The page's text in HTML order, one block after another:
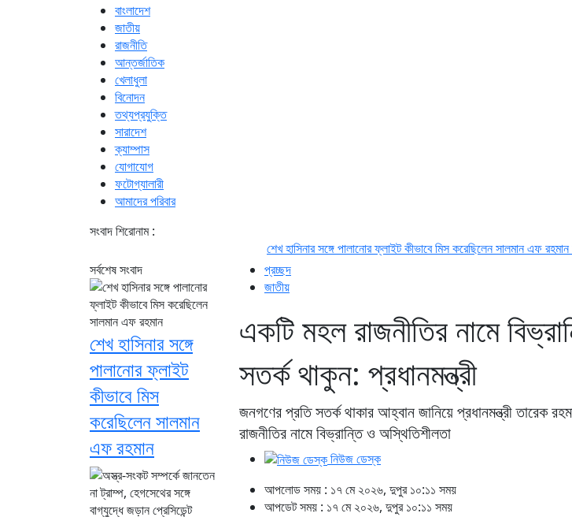
বাংলাদেশ
জাতীয়
রাজনীতি
আন্তর্জাতিক
খেলাধুলা
বিনোদন
তথ্যপ্রযুক্তি
সারাদেশ
ক্যাম্পাস
যোগাযোগ
ফটোগ্যালারী
আমাদের পরিবার
সংবাদ শিরোনাম :
শেখ হাসিনার সঙ্গে পালানোর ফ্লাইট কীভাবে মিস করেছিলেন সালমান এফ রহমানঅস্ত্র-সংকট
প্রচ্ছদ
জাতীয়
একটি মহল রাজনীতির নামে
সতর্ক থাকুন: প্রধানমন্ত্রী
জনগণের প্রতি সতর্ক থাকার আহ্বান জানিয়ে প্রধানমন্ত্রী তারেক
রাজনীতির নামে বিভ্রান্তি ও অস্থিতিশীলতা
নিউজ ডেস্ক
আপলোড সময় : ১৭ মে ২০২৬, দুপুর ১০:১১ সময়
আপডেট সময় : ১৭ মে ২০২৬, দুপুর ১০:১১ সময়
সর্বশেষ সংবাদ
শেখ হাসিনার সঙ্গে
পালানোর ফ্লাইট
কীভাবে মিস
করেছিলেন সালমান
এফ রহমান